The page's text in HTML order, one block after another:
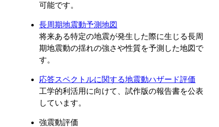
可能です。
長周期地震動予測地図
将来ある特定の地震が発生した際に生じる長周
期地震動の揺れの強さや性質を予測した地図で
す。
応答スペクトルに関する地震動ハザード評価
工学的利活用に向けて、試作版の報告書を公表
しています。
強震動評価